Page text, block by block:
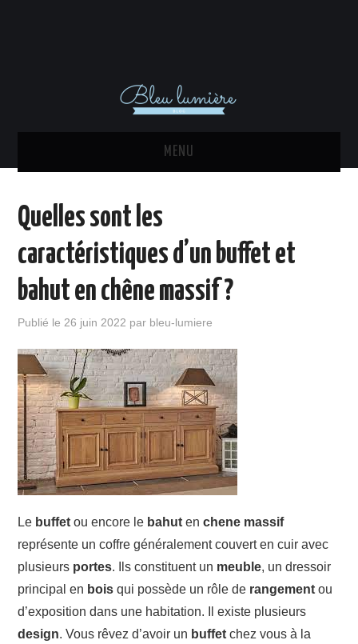
MENU
MAISON
IMMO
JARDIN
TRAVAUX
DÉMÉNAGEMENT
Quelles sont les
caractéristiques d’un buffet et
bahut en chêne massif ?
Publié le 26 juin 2022 par bleu-lumiere
Le buffet ou encore le bahut enchene massif
représente un coffre généralement couvert en cuir avec
plusieurs portes. Ils constituent un meuble, un dressoir
principal en bois qui possède un rôle de rangement ou
d’exposition dans une habitation. Il existe plusieurs
design. Vous rêvez d’avoir un buffet chez vous à la